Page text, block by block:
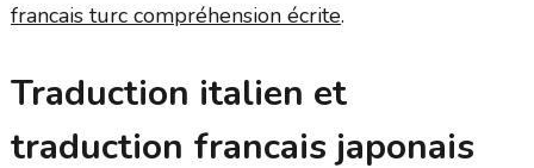
francais turc compréhension écrite.
Traduction italien et
traduction francais japonais